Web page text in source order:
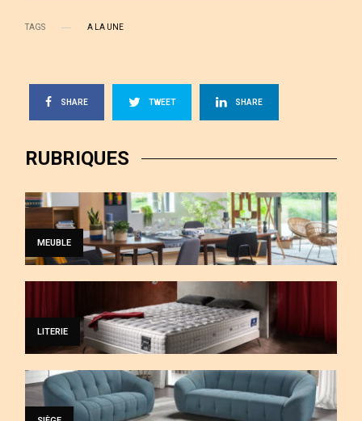
TAGS A LA UNE
SHARE TWEET SHARE
RUBRIQUES
MEUBLE
LITERIE